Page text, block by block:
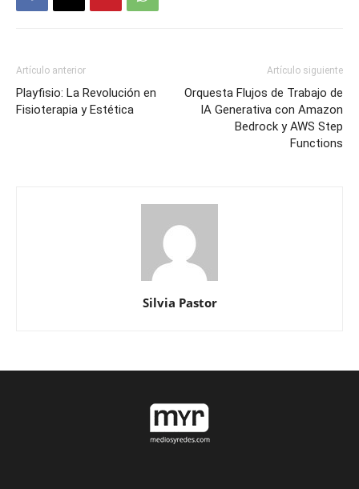
Artículo anterior
Playfisio: La Revolución en
Fisioterapia y Estética
Artículo siguiente
Orquesta Flujos de Trabajo de
IA Generativa con Amazon
Bedrock y AWS Step
Functions
Silvia Pastor